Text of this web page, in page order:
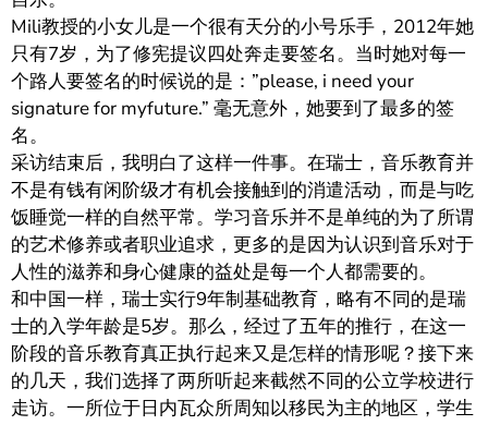
Mili教授的小女儿是一个很有天分的小号乐手，2012年她
只有7岁，为了修宪提议四处奔走要签名。当时她对每一
个路人要签名的时候说的是：”please, i need your
signature for myfuture.” 毫无意外，她要到了最多的签
名。
采访结束后，我明白了这样一件事。在瑞士，音乐教育并
不是有钱有闲阶级才有机会接触到的消遣活动，而是与吃
饭睡觉一样的自然平常。学习音乐并不是单纯的为了所谓
的艺术修养或者职业追求，更多的是因为认识到音乐对于
人性的滋养和身心健康的益处是每一个人都需要的。
和中国一样，瑞士实行9年制基础教育，略有不同的是瑞
士的入学年龄是5岁。那么，经过了五年的推行，在这一
阶段的音乐教育真正执行起来又是怎样的情形呢？接下来
的几天，我们选择了两所听起来截然不同的公立学校进行
走访。一所位于日内瓦众所周知以移民为主的地区，学生